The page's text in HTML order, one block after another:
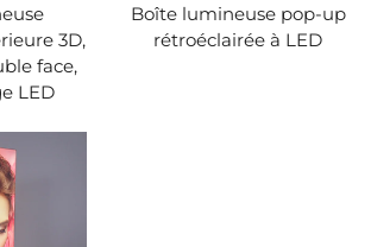
3D,
face,
LED
Boîte lumineuse pop-up
rétroéclairée à LED